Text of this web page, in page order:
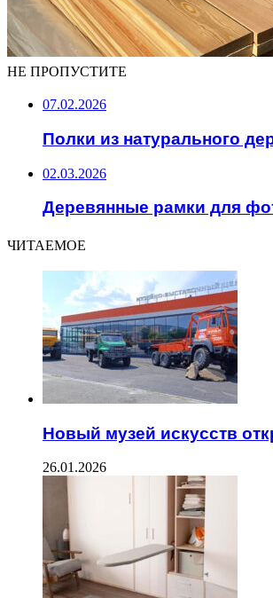
НЕ ПРОПУСТИТЕ
07.02.2026
Полки из натурального
02.03.2026
Деревянные рамки для
ЧИТАЕМОЕ
Новый музей искусств
26.01.2026